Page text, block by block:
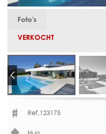
Foto's
VERKOCHT
Ref.123175